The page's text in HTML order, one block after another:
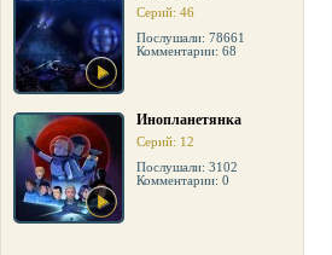
Серий: 46
Послушали: 78661
Комментарии: 68
Инопланетянка
Серий: 12
Послушали: 3102
Комментарии: 0